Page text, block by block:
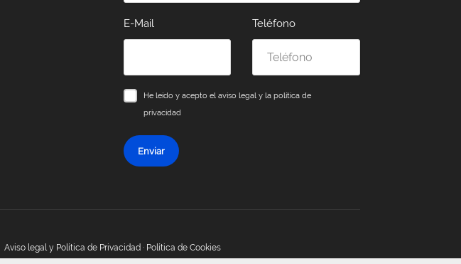
E-Mail Teléfono
He leído y acepto el aviso legal y la política de
privacidad
Enviar
Aviso legal y Política de Privacidad · Política de Cookies